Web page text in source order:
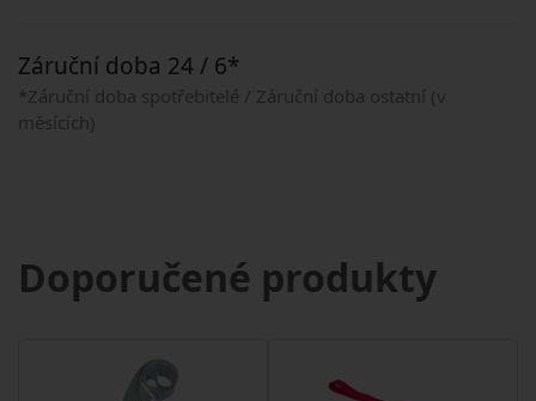
Záruční doba 24 / 6*
*Záruční doba spotřebitelé / Záruční doba ostatní (v
měsících)
Doporučené produkty